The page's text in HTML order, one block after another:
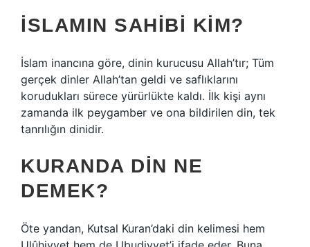
İSLAMIN SAHIBI KIM?
İslam inancına göre, dinin kurucusu Allah’tır; Tüm
gerçek dinler Allah’tan geldi ve saflıklarını
korudukları sürece yürürlükte kaldı. İlk kişi aynı
zamanda ilk peygamber ve ona bildirilen din, tek
tanrılığın dinidir.
KURANDA DIN NE
DEMEK?
Öte yandan, Kutsal Kuran’daki din kelimesi hem